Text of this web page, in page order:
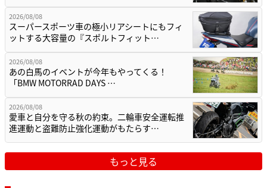
2026/08/08
スーパースポーツ車の極小リアシートにもフィ
ットする大容量の『スポルトフィット…
2026/08/08
あの白馬のイベントが今年もやってくる！
「BMW MOTORRAD DAYS …
2026/08/08
愛車と自分を守る秋の約束。二輪車安全運転推
進運動と盗難防止強化運動がもたらす…
もっと見る